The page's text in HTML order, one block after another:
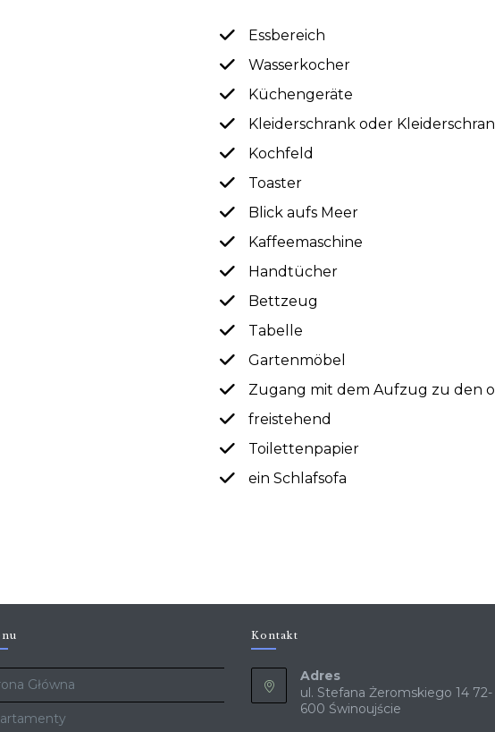
Essbereich
Wasserkocher
Küchengeräte
Kleiderschrank oder
Kochfeld
Toaster
Blick aufs Meer
Kaffeemaschine
Handtücher
Bettzeug
Tabelle
Gartenmöbel
Zugang mit dem Aufzug zu den
freistehend
Toilettenpapier
ein Schlafsofa
Główna
Kontakt
Adres
ul. Stefana Żeromskiego 14 72-
600 Świnoujście